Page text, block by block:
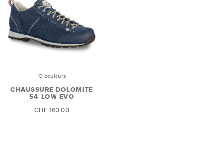
10 couleurs
CHAUSSURE DOLOMITE
54 LOW EVO
CHF 160.00